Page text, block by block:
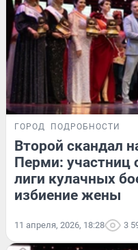
ГОРОД ПОДРОБНОСТИ
Второй скандал
Перми: участниц
лиги кулачных
избиение жены
11 апреля, 2026, 18:28 3